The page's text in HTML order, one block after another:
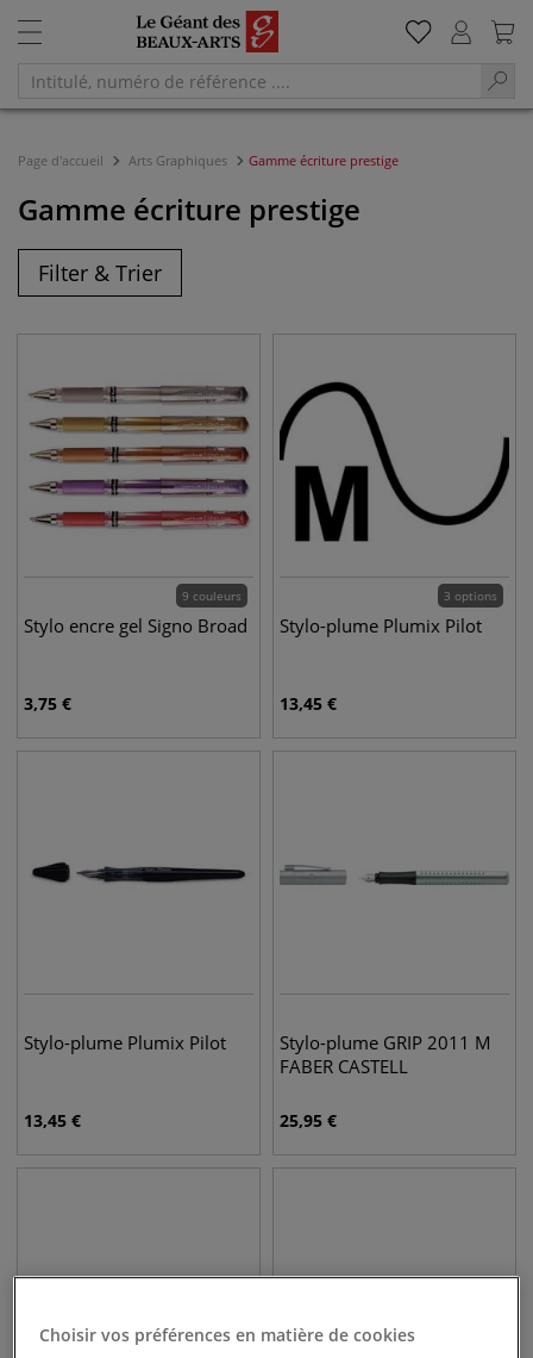
Page d'accueil Arts Graphiques Gamme écriture prestige
Gamme écriture prestige
Filter & Trier
9 couleurs
Stylo encre gel Signo Broad
3,75 €
3 options
Stylo-plume Plumix Pilot
13,45 €
Stylo-plume Plumix Pilot
13,45 €
Stylo-plume GRIP 2011 M
FABER CASTELL
25,95 €
Choisir vos préférences en matière de cookies